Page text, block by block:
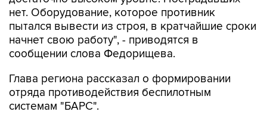
нет. Оборудование, которое противник
пытался вывести из строя, в кратчайшие сроки
начнет свою работу", - приводятся в
сообщении слова Федорищева.
Глава региона рассказал о формировании
отряда противодействия беспилотным
системам "БАРС".